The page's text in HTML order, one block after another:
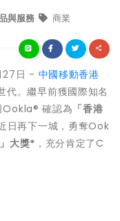
與服務 商業
27日 - 中國移動香港
代。繼早前獲國際知名
確認為 「香港
日再下一城，勇奪Ook
大獎* ，充分肯定了C